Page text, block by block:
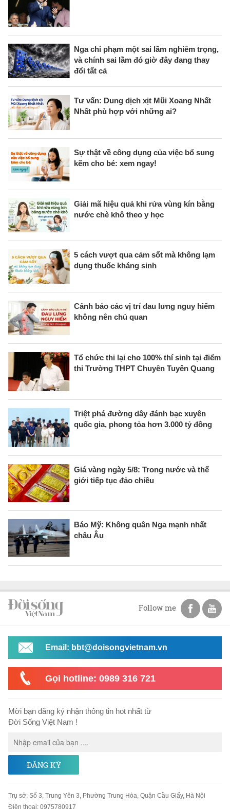
Nga chỉ phạm một sai lầm nghiêm trọng,
và chính sai lầm đó giờ đây đang thay
đổi tất cả
Tư vấn: Dung dịch xịt Mũi Xoang Nhất
Nhất phù hợp với những ai?
Sự thật về công dụng của việc bổ sung
kẽm cho bé: xem ngay!
Giải mã hiệu quả khi rửa vùng kín bằng
nước chè khô theo y học
5 cách vượt qua cảm sốt mà không lạm
dụng thuốc kháng sinh
Cảnh báo các vị trí đau lưng nguy hiểm
không nên chủ quan
Tổ chức thi lại cho 100% thí sinh tại điểm
thi Trường THPT Chuyên Tuyên Quang
Triệt phá đường dây đánh bạc xuyên
quốc gia, phong tỏa hơn 3.000 tỷ đồng
Giá vàng ngày 5/8: Trong nước và thế
giới tiếp tục đảo chiều
Báo Mỹ: Không quân Nga mạnh nhất
châu Âu
Follow me
Email: bbt@doisongvietnam.vn
Gọi hotline: 0989 316 721
Mời bạn đăng ký nhận thông tin hot nhất từ
Đời Sống Việt Nam !
ĐĂNG KÝ
Trụ sở: Số 3, Trung Yên 3, Phường Trung Hòa, Quận Cầu Giấy, Hà Nội
Điện thoại: 0975780917